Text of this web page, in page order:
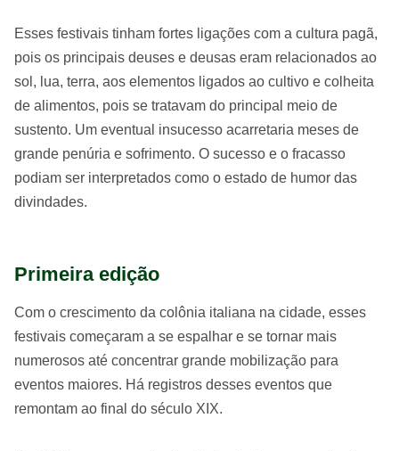
Esses festivais tinham fortes ligações com a cultura pagã,
pois os principais deuses e deusas eram relacionados ao
sol, lua, terra, aos elementos ligados ao cultivo e colheita
de alimentos, pois se tratavam do principal meio de
sustento. Um eventual insucesso acarretaria meses de
grande penúria e sofrimento. O sucesso e o fracasso
podiam ser interpretados como o estado de humor das
divindades.
Primeira edição
Com o crescimento da colônia italiana na cidade, esses
festivais começaram a se espalhar e se tornar mais
numerosos até concentrar grande mobilização para
eventos maiores. Há registros desses eventos que
remontam ao final do século XIX.